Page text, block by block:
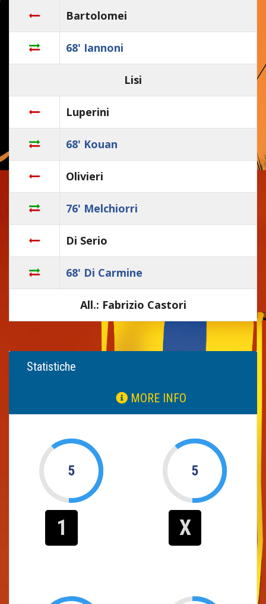
Bartolomei
68' Iannoni
Lisi
Luperini
68' Kouan
Olivieri
76' Melchiorri
Di Serio
68' Di Carmine
All.: Fabrizio Castori
Statistiche
MORE INFO
5
1
5
X